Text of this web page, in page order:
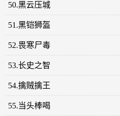
50.黑云压城
51.黑铠狮盔
52.畏寒尸毒
53.长史之智
54.擒贼擒王
55.当头棒喝